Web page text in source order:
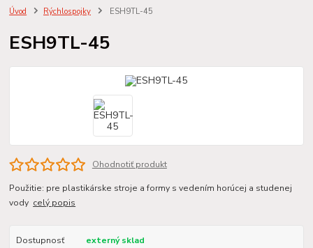
Úvod Rýchlospojky ESH9TL-45
ESH9TL-45
Ohodnotiť produkt
Použitie: pre plastikárske stroje a formy s vedením horúcej a studenej
vody celý popis
Dostupnosť externý sklad